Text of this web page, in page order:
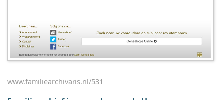
www.familiearchivaris.nl/531